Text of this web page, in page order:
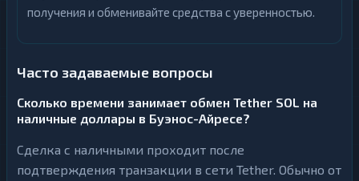
получения и обменивайте средства с уверенностью.
Часто задаваемые вопросы
Сколько времени занимает обмен Tether SOL на
наличные доллары в Буэнос-Айресе?
Сделка с наличными проходит после
подтверждения транзакции в сети Tether. Обычно от